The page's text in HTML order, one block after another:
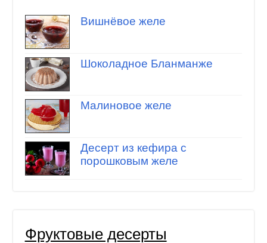
Вишнёвое желе
Шоколадное Бланманже
Малиновое желе
Десерт из кефира с
порошковым желе
Фруктовые десерты